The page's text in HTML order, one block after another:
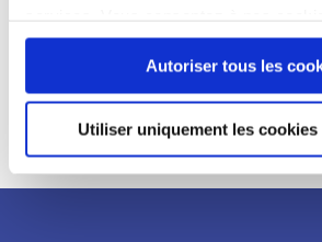
continuez à utiliser notre site Web.
Autoriser tous les
Utiliser uniquement les cookies
de